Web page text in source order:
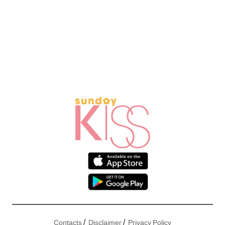
Contacts/ Disclaimer/ Privacy Policy